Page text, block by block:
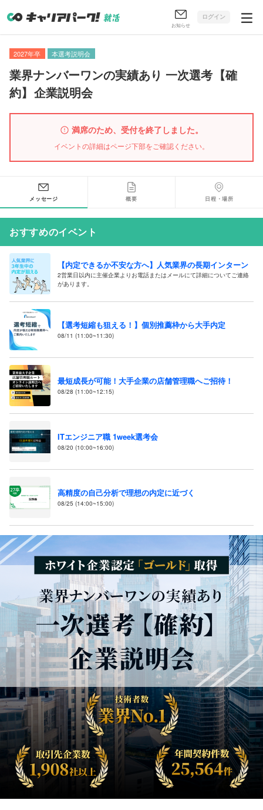
お知らせ
ログイン
2027年卒 本選考説明会
業界ナンバーワンの実績あり 一次選考 【確
約】 企業説明会
満席のため、受付を終了しました。
イベントの詳細はページ下部をご確認ください。
メッセージ 概要 日程・場所
おすすめのイベント
【内定できるか不安な方へ】人気業界の長期インターン
2営業日以内に主催企業よりお電話またはメールにて詳細についてご連絡
があります。
【選考短縮も狙える！】個別推薦枠から大手内定
08/11 (11:00~11:30)
最短成長が可能！大手企業の店舗管理職へご招待！
08/28 (11:00~12:15)
ITエンジニア職 1week選考会
08/20 (10:00~16:00)
高精度の自己分析で理想の内定に近づく
08/25 (14:00~15:00)